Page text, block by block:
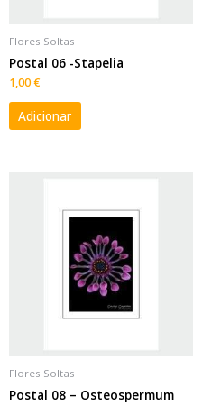
Flores Soltas
Postal 06 -Stapelia
1,00€
Adicionar
Flores Soltas
Postal 08 – Osteospermum